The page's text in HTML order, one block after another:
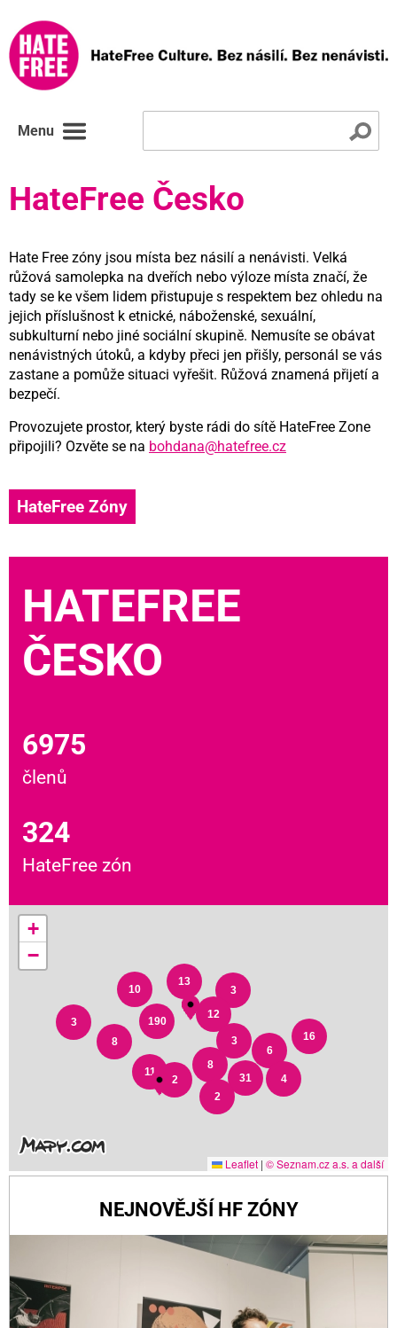
Menu
HateFree Česko
Hate Free zóny jsou místa bez násilí a nenávisti. Velká
růžová samolepka na dveřích nebo výloze místa značí, že
tady se ke všem lidem přistupuje s respektem bez ohledu na
jejich příslušnost k etnické, náboženské, sexuální,
subkulturní nebo jiné sociální skupině. Nemusíte se obávat
nenávistných útoků, a kdyby přeci jen přišly, personál se vás
zastane a pomůže situaci vyřešit. Růžová znamená přijetí a
bezpečí.
Provozujete prostor, který byste rádi do sítě HateFree Zone
připojili? Ozvěte se na bohdana@hatefree.cz
HateFree Zóny
HATEFREE
ČESKO
6975
členů
324
HateFree zón
3
2
16
2
6
4
8
31
3
3
13
12
10
8
11
190
+
−
Leaflet | © Seznam.cz a.s. a další
NEJNOVĚJŠÍ HF ZÓNY